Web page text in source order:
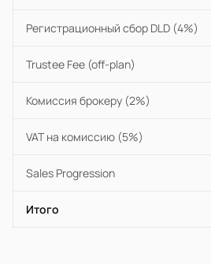
Регистрационный сбор DLD (4%)
Trustee Fee (off-plan)
Комиссия брокеру (2%)
VAT на комиссию (5%)
Sales Progression
Итого